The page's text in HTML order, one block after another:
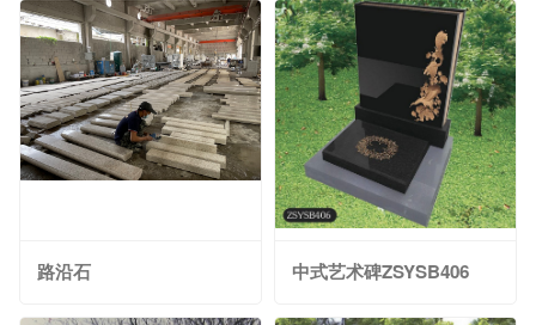
路沿石 中式艺术碑ZSYSB406